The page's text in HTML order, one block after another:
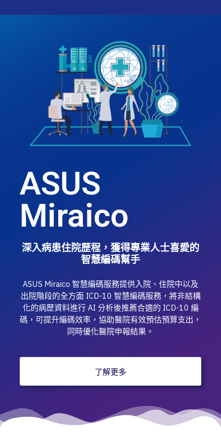
ASUS
Miraico
深入病患住院歷程，​獲得專業人士喜愛的
智慧編碼幫手
ASUS Miraico 智慧編碼服務提供入院、住院中以及
出院階段的全方面 ICD-10 智慧編碼服務，將非結構
化的病歷資料進行 AI 分析後推薦合適的 ICD-10 編
碼，可提升編碼效率，協助醫院有效預估預算支出，
同時優化醫院申報結果。
了解更多